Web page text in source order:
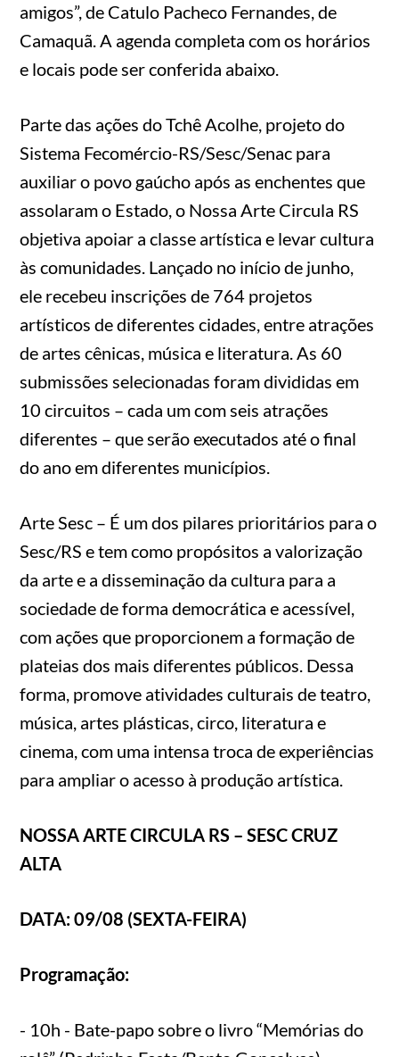
amigos”, de Catulo Pacheco Fernandes, de
Camaquã. A agenda completa com os horários
e locais pode ser conferida abaixo.
Parte das ações do Tchê Acolhe, projeto do
Sistema Fecomércio-RS/Sesc/Senac para
auxiliar o povo gaúcho após as enchentes que
assolaram o Estado, o Nossa Arte Circula RS
objetiva apoiar a classe artística e levar cultura
às comunidades. Lançado no início de junho,
ele recebeu inscrições de 764 projetos
artísticos de diferentes cidades, entre atrações
de artes cênicas, música e literatura. As 60
submissões selecionadas foram divididas em
10 circuitos – cada um com seis atrações
diferentes – que serão executados até o final
do ano em diferentes municípios.
Arte Sesc – É um dos pilares prioritários para o
Sesc/RS e tem como propósitos a valorização
da arte e a disseminação da cultura para a
sociedade de forma democrática e acessível,
com ações que proporcionem a formação de
plateias dos mais diferentes públicos. Dessa
forma, promove atividades culturais de teatro,
música, artes plásticas, circo, literatura e
cinema, com uma intensa troca de experiências
para ampliar o acesso à produção artística.
NOSSA ARTE CIRCULA RS – SESC CRUZ
ALTA
DATA: 09/08 (SEXTA-FEIRA)
Programação:
- 10h - Bate-papo sobre o livro “Memórias do